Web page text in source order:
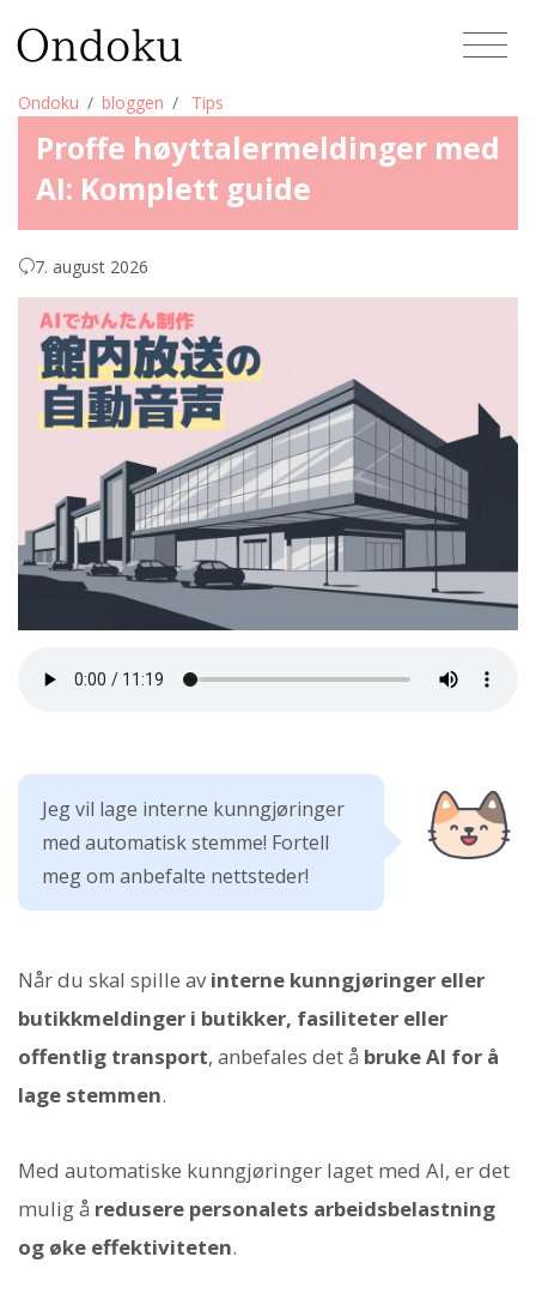
Ondoku bloggen Tips
Proffe høyttalermeldinger med
AI: Komplett guide
7. august 2026
Jeg vil lage interne kunngjøringer
med automatisk stemme! Fortell
meg om anbefalte nettsteder!
Når du skal spille avinterne kunngjøringer eller
butikkmeldinger i butikker, fasiliteter eller
offentlig transport, anbefales det å bruke AI for å
lage stemmen.
Med automatiske kunngjøringer laget med AI, er det
mulig å redusere personalets arbeidsbelastning
og øke effektiviteten.